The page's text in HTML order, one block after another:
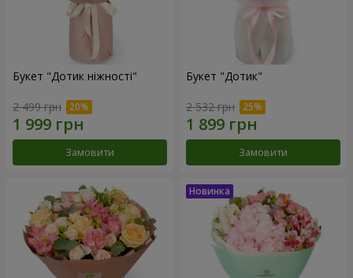
Букет "Дотик ніжності"
2 499 грн
Замовити
Букет "Дотик"
2 532 грн
Замовити